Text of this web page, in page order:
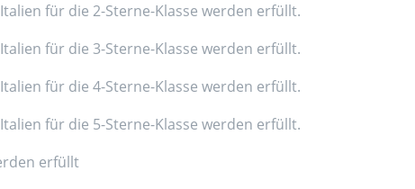
für die 2-Sterne-Klasse werden erfüllt.
für die 3-Sterne-Klasse werden erfüllt.
für die 4-Sterne-Klasse werden erfüllt.
für die 5-Sterne-Klasse werden erfüllt.
erfüllt